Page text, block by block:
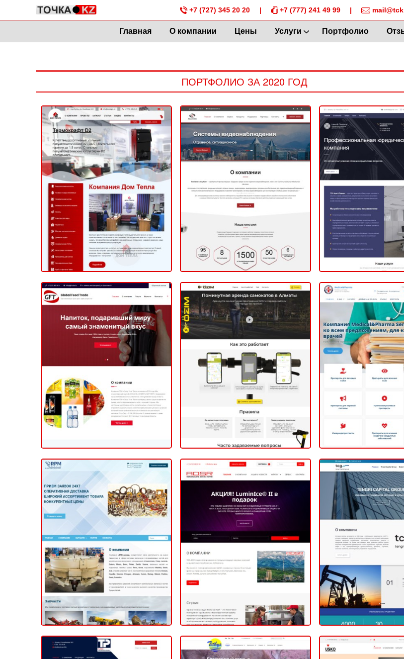
+7 (727) 345 20 20 | +7 (777) 241 49 99 |
Главная О компании Цены Услуги Портфолио
ПОРТФОЛИО ЗА 2020 ГОД
Дом Тепла
ИНТЕРНЕТ-МАГАЗИН 2020
Asaucom
КОРПОРАТИВНЫЙ (САЙТ КОМПАНИИ)
Law & Finance
КОРПОРАТИВНЫЙ
2020
Global Food Trade
КОРПОРАТИВНЫЙ (САЙТ КОМПАНИИ)
2020
Ozim
ЛЭНДИНГ 2020
Medical&Pharma
доставка
Европы
ИНТЕРНЕТ-МАГАЗИН
RPM Service - Reliable
Parts for Machinery
КОРПОРАТИВНЫЙ (САЙТ КОМПАНИИ)
2020
ADSR
ИНТЕРНЕТ-МАГАЗИН 2020
Tengri Capital
КОРПОРАТИВНЫЙ
2020